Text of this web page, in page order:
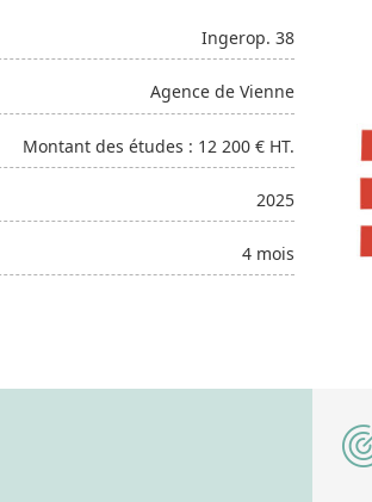
Ingerop. 38
Agence de Vienne
Montant des études : 12 200 € HT.
2025
4 mois